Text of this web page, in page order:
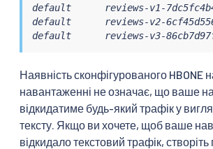
default      reviews-v1-
default      reviews-v2-
default      reviews-v3-
Наявність сконфігурованого HBONE
навантаженні не означає, що ваше
відкидатиме будь-який трафік у
тексту. Якщо ви хочете, щоб ваше
відкидало текстовий трафік, створіть